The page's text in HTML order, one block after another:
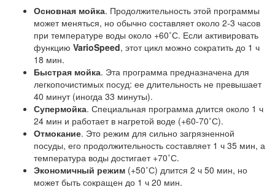
Основная мойка. Продолжительность этой программы
может меняться, но обычно составляет около 2-3 часов
при температуре воды около +60˚С. Если активировать
функцию VarioSpeed, этот цикл можно сократить до 1 ч
18 мин.
Быстрая мойка. Эта программа предназначена для
легкопочистимых посуд: ее длительность не превышает
40 минут (иногда 33 минуты).
Супермойка. Специальная программа длится около 1 ч
24 мин и работает в нагретой воде (+60-70˚С).
Отмокание. Это режим для сильно загрязненной
посуды, его продолжительность составляет 1 ч 35 мин, а
температура воды достигает +70˚С.
Экономичный режим (+50˚С) длится 2 ч 50 мин, но
может быть сокращен до 1 ч 20 мин.